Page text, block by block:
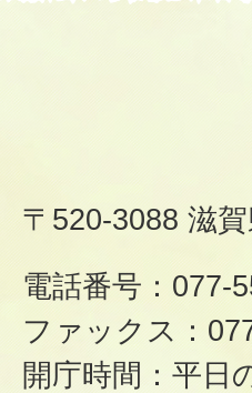
〒520-3088 滋
電話番号：077-
ファックス：
開庁時間：平日